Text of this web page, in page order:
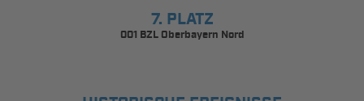
7. PLATZ
001 BZL Oberbayern Nord